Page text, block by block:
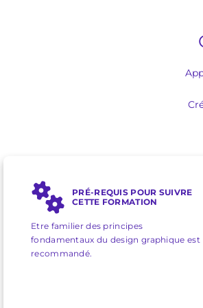
PRÉ-REQUIS POUR SUIVRE
CETTE FORMATION
Etre familier des principes
fondamentaux du design graphique est
recommandé.